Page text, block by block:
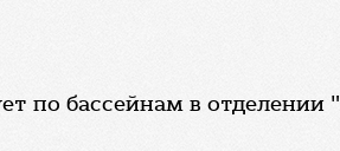
по бассейнам в отделении